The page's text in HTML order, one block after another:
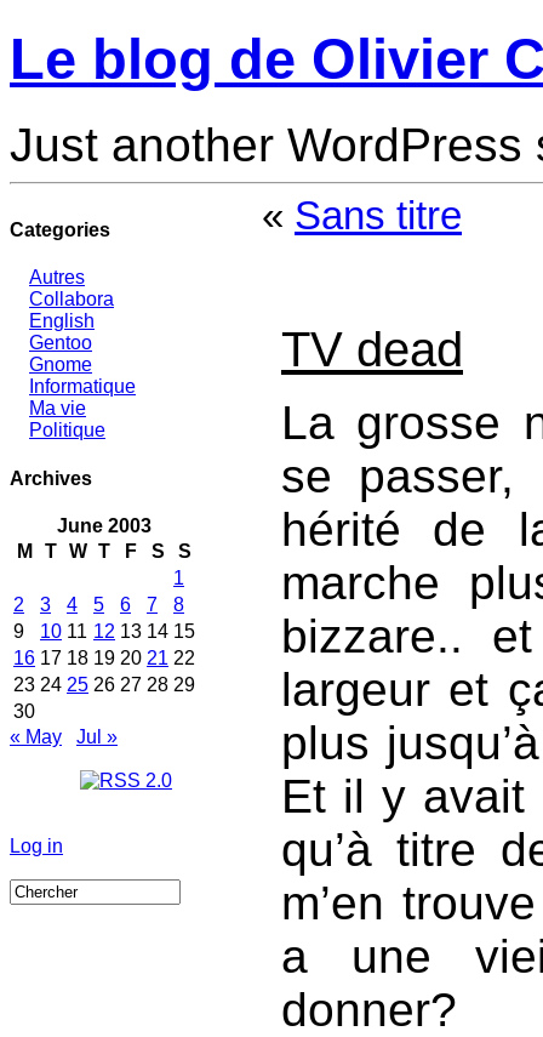
Le blog de Olivier
Just another WordPress
Categories
Autres
Collabora
English
Gentoo
Gnome
Informatique
Ma vie
Politique
Archives
June 2003
M
T W T F S
S
1
2
3 4 5 6 7
8
9
10 11 12 13 14 15
16 17 18 19 20 21 22
23 24 25 26 27 28 29
30
« May
Jul »
Log in
« Sans titre
TV dead
La grosse
se passer,
hérité de
marche
bizzare..
largeur et
plus
Et il y avait
qu’à titre
m’en
a une
donner?